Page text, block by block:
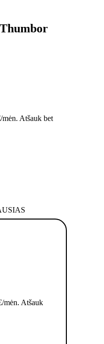
mėn. Atšauk bet
mėn. Atšauk